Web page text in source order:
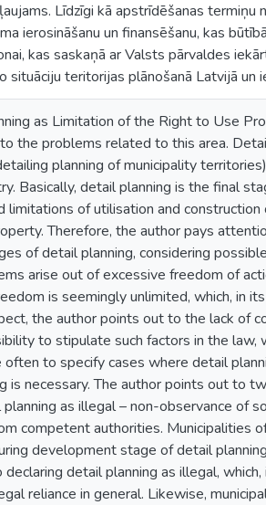
Līdzīgi kā apstrīdēšanas termiņu
ierosināšanu un finansēšanu, kas
kas saskaņā ar Valsts pārvaldes
situāciju teritorijas plānošanā Latvijā un
as Limitation of the Right to Use
the problems related to this area.
planning of municipality
Basically, detail planning is the final
of utilisation and
Therefore, the author pays
of detail planning, considering
arise out of excessive freedom of
is seemingly unlimited, which, in
the author points out to the lack of
to stipulate such factors in the
to specify cases where detail
is necessary. The author points out to
as illegal – non-observance of
competent authorities. Municipalities
development stage of detail
detail planning as illegal,
reliance in general. Likewise,